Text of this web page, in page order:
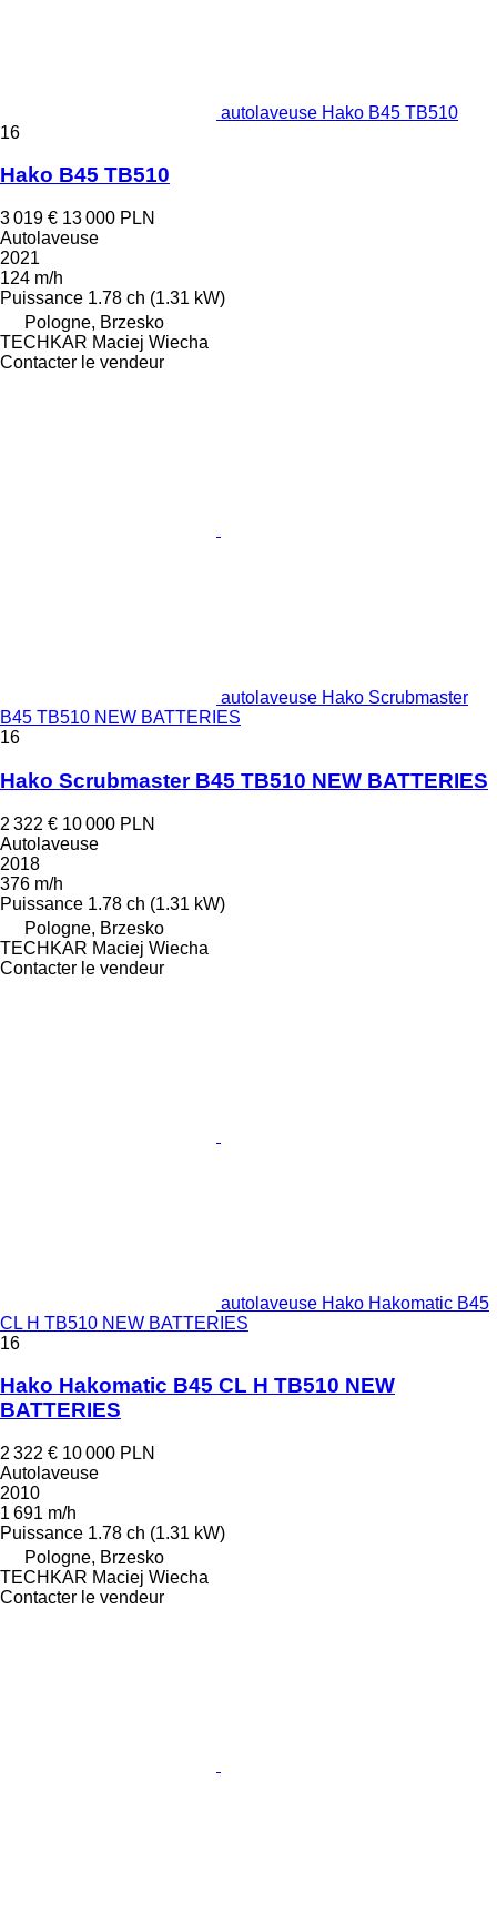
autolaveuse Hako B45 TB510
16
Hako B45 TB510
3 019 € 13 000 PLN
Autolaveuse
2021
124 m/h
Puissance 1.78 ch (1.31 kW)
Pologne, Brzesko
TECHKAR Maciej Wiecha
Contacter le vendeur
autolaveuse Hako Scrubmaster
B45 TB510 NEW BATTERIES
16
Hako Scrubmaster B45 TB510 NEW BATTERIES
2 322 € 10 000 PLN
Autolaveuse
2018
376 m/h
Puissance 1.78 ch (1.31 kW)
Pologne, Brzesko
TECHKAR Maciej Wiecha
Contacter le vendeur
autolaveuse Hako Hakomatic B45
CL H TB510 NEW BATTERIES
16
Hako Hakomatic B45 CL H TB510 NEW
BATTERIES
2 322 € 10 000 PLN
Autolaveuse
2010
1 691 m/h
Puissance 1.78 ch (1.31 kW)
Pologne, Brzesko
TECHKAR Maciej Wiecha
Contacter le vendeur